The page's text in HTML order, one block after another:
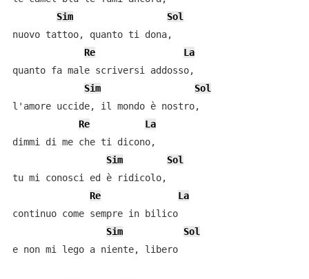
Sim
Sol
nuovo tattoo, quanto ti dona,
Re
La
quanto fa male scriversi addosso,
Sim
Sol
l'amore uccide, il mondo è nostro,
Re
La
dimmi di me che ti dicono,
Sim
Sol
tu mi conosci ed è ridicolo,
Re
La
continuo come sempre in bilico
Sim
Sol
e non mi lego a niente, libero